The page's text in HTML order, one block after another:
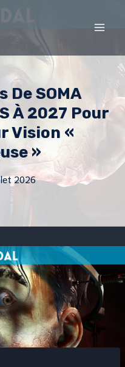
De SOMA
À 2027 Pour
Vision «
»
2026